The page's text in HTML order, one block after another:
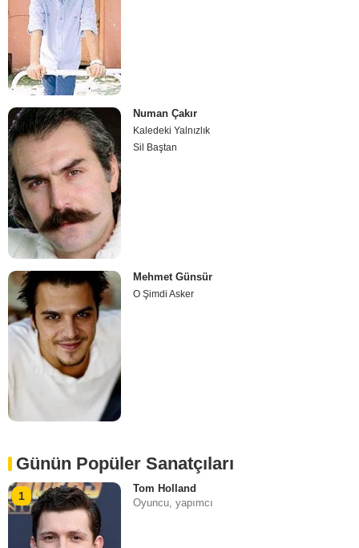
Numan Çakır
Kaledeki Yalnızlık
Sil Baştan
Mehmet Günsür
O Şimdi Asker
Günün Popüler Sanatçıları
1
Tom Holland
Oyuncu, yapımcı